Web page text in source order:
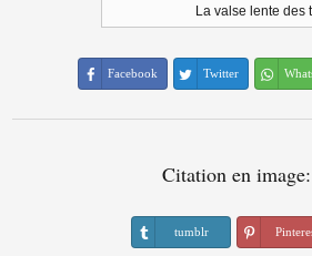
La valse lente des
Facebook Twitter
Citation en image:
tumblr